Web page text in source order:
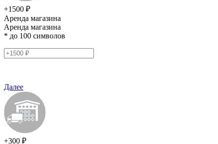
+1500 ₽
Аренда магазина
Аренда магазина
* до 100 символов
Далее
+300 ₽